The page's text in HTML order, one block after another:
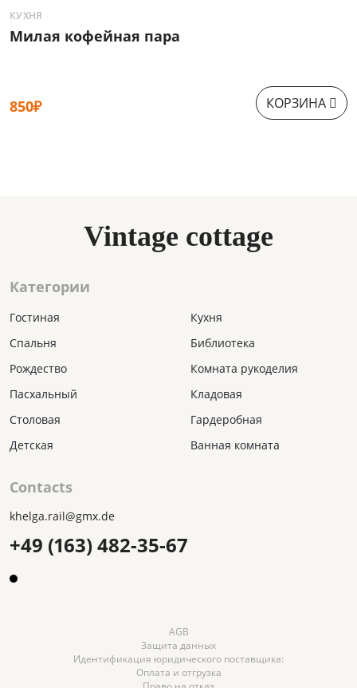
КУХНЯ
Милая кофейная пара
850₽ КОРЗИНА
Vintage cottage
Категории
Гостиная
Спальня
Рождество
Пасхальный
Столовая
Детская
Кухня
Библиотека
Комната рукоделия
Кладовая
Гардеробная
Ванная комната
Contacts
khelga.rail@gmx.dе
+49 (163) 482-35-67
AGB
Защита данных
Идентификация юридического поставщика:
Оплата и отгрузка